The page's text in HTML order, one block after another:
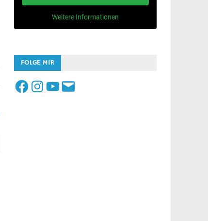
Weitere Informationen
FOLGE MIR
FacebookInstagram
YouTube
E-
Mail